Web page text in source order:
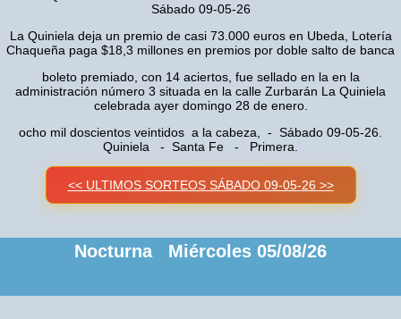
Sábado 09-05-26
La Quiniela deja un premio de casi 73.000 euros en Ubeda, Lotería
Chaqueña paga $18,3 millones en premios por doble salto de banca
boleto premiado, con 14 aciertos, fue sellado en la en la
administración número 3 situada en la calle Zurbarán La Quiniela
celebrada ayer domingo 28 de enero.
ocho mil doscientos veintidos a la cabeza, - Sábado 09-05-26.
Quiniela - Santa Fe - Primera.
<< ULTIMOS SORTEOS SÁBADO 09-05-26 >>
Nocturna Miércoles 05/08/26